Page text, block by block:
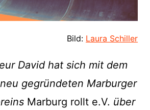
Bild: Laura Schiller
David hat sich mit dem
gegründeten Marburger
Marburg rollt e.V. über